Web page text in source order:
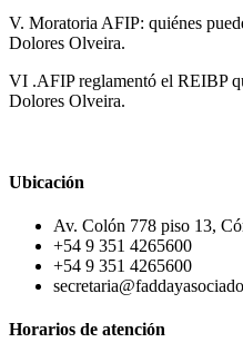
V. Moratoria AFIP: quiénes
Dolores Olveira.
VI .AFIP reglamentó el REIBP
Dolores Olveira.
Ubicación
Av. Colón 778 piso 13,
+54 9 351 4265600
+54 9 351 4265600
Horarios de atención